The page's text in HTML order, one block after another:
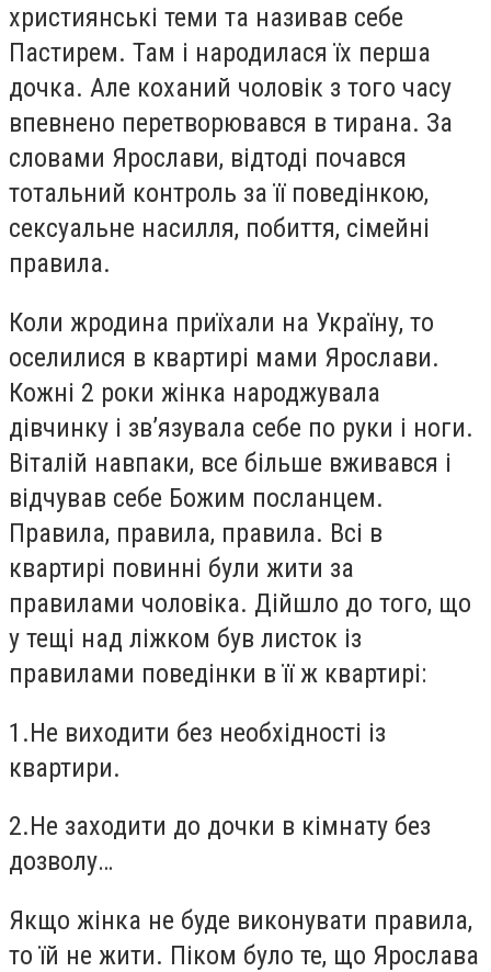
християнські теми та називав себе
Пастирем. Там і народилася їх перша
дочка. Але коханий чоловік з того часу
впевнено перетворювався в тирана. За
словами Ярослави, відтоді почався
тотальний контроль за її поведінкою,
сексуальне насилля, побиття, сімейні
правила.
Коли жродина приїхали на Україну, то
оселилися в квартирі мами Ярослави.
Кожні 2 роки жінка народжувала
дівчинку і зв’язувала себе по руки і ноги.
Віталій навпаки, все більше вживався і
відчував себе Божим посланцем.
Правила, правила, правила. Всі в
квартирі повинні були жити за
правилами чоловіка. Дійшло до того, що
у тещі над ліжком був листок із
правилами поведінки в її ж квартирі:
1.Не виходити без необхідності із
квартири.
2.Не заходити до дочки в кімнату без
дозволу…
Якщо жінка не буде виконувати правила,
то їй не жити. Піком було те, що Ярослава